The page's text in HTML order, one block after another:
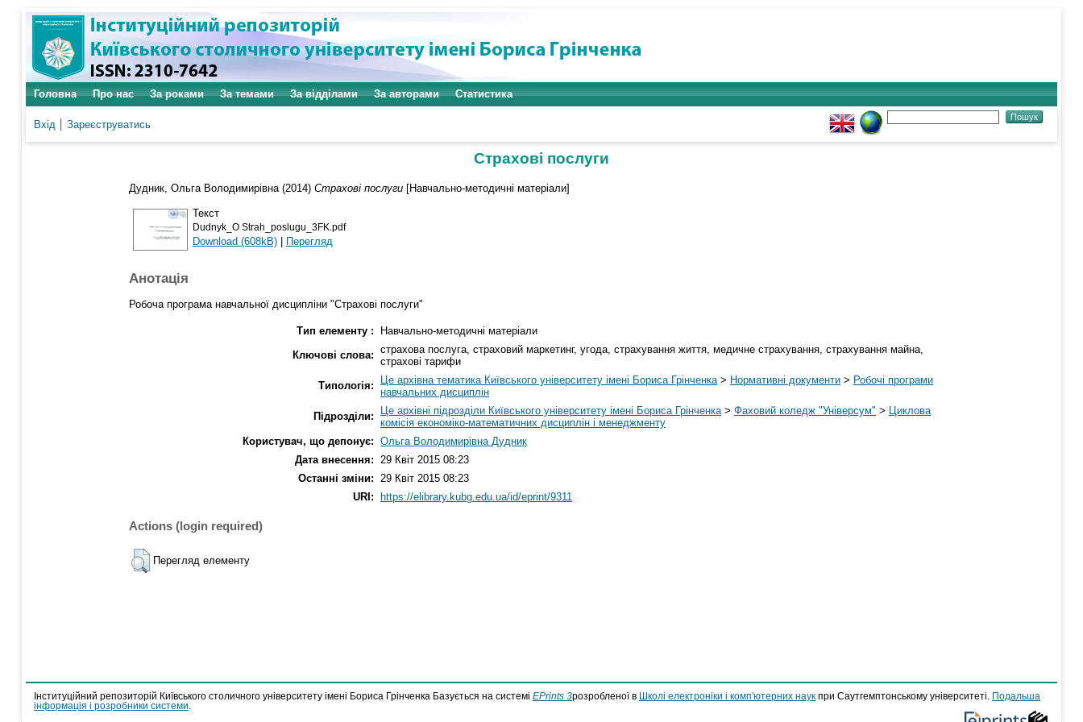
Головна Про нас За роками За темами За відділами За авторами Статистика
Вхід Зареєструватись
Страхові послуги
Дудник, Ольга Володимирівна (2014) Страхові послуги [Навчально-методичні матеріали]
Текст
Dudnyk_O Strah_poslugu_3FK.pdf
Download (608kB) | Перегляд
Анотація
Робоча програма навчальної дисципліни "Страхові послуги"
Тип елементу :
Навчально-методичні матеріали
Ключові слова: страхова послуга, страховий маркетинг, угода, страхування життя, медичне страхування, страхування майна,
страхові тарифи
Типологія:
Це архівна тематика Київського університету імені Бориса Грінченка > Нормативні документи > Робочі програми
навчальних дисциплін
Підрозділи:
Це архівні підрозділи Київського університету імені Бориса Грінченка > Фаховий коледж "Універсум" >
Циклова
комісія економіко-математичних дисциплін і менеджменту
Користувач, що депонує: Ольга Володимирівна Дудник
Дата внесення:
29 Квіт 2015 08:23
Останні зміни:
29 Квіт 2015 08:23
URI:
https://elibrary.kubg.edu.ua/id/eprint/9311
Actions (login required)
Перегляд елементу
Інституційний репозиторій Київського столичного університету імені Бориса Грінченка Базується на системі EPrints 3розробленої в Школі електроніки і комп'ютерних наук при Саутгемптонському університеті.
Подальша
інформація і розробники системи